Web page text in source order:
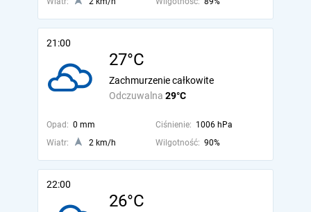
21:00
27°C
Odczuwalna 29°C
Zachmurzenie całkowite
Opad: 0 mm Ciśnienie: 1006 hPa
Wiatr:
2 km/h Wilgotność: 90%
22:00
26°C